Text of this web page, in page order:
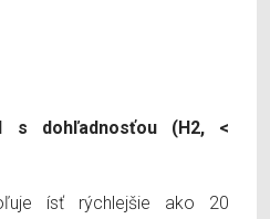
s dohľadnosťou (H2, <
ísť rýchlejšie ako 20